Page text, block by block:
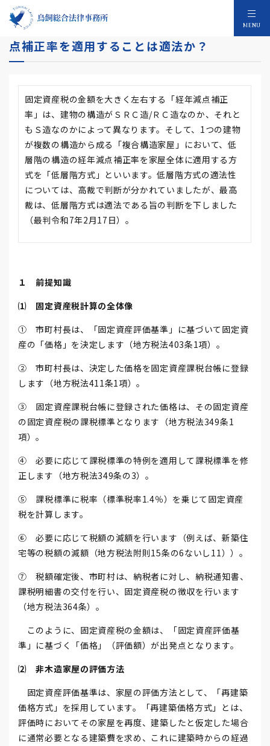
MENU
複合構造家屋において低層階の構造の経年減
点補正率を適用することは適法か？
固定資産税の金額を大きく左右する「経年減点補正
率」は、建物の構造がＳＲＣ造/ＲＣ造なのか、それと
もＳ造なのかによって異なります。そして、1つの建物
が複数の構造から成る「複合構造家屋」において、低
層階の構造の経年減点補正率を家屋全体に適用する方
式を「低層階方式」といいます。低層階方式の適法性
については、高裁で判断が分かれていましたが、最高
裁は、低層階方式は適法である旨の判断を下しました
（最判令和7年2月17日）。
１ 前提知識
⑴ 固定資産税計算の全体像
① 市町村長は、「固定資産評価基準」に基づいて固定資
産の「価格」を決定します（地方税法403条1項）。
② 市町村長は、決定した価格を固定資産課税台帳に登録
します（地方税法411条1項）。
③ 固定資産課税台帳に登録された価格は、その固定資産
の固定資産税の課税標準となります（地方税法349条1
項）。
④ 必要に応じて課税標準の特例を適用して課税標準を修
正します（地方税法349条の3）。
⑤ 課税標準に税率（標準税率1.4％）を乗じて固定資産
税を計算します。
⑥ 必要に応じて税額の減額を行います（例えば、新築住
宅等の税額の減額（地方税法附則15条の6ないし11））。
⑦ 税額確定後、市町村は、納税者に対し、納税通知書、
課税明細書の交付を行い、固定資産税の徴収を行います
（地方税法364条）。
このように、固定資産税の金額は、「固定資産評価基
準」に基づく「価格」（評価額）が出発点となります。
⑵ 非木造家屋の評価方法
固定資産評価基準は、家屋の評価方法として、「再建築
価格方式」を採用しています。「再建築価格方式」とは、
評価時においてその家屋を再度、建築したと仮定した場合
に通常必要となる建築費を求め、これに建築時からの経過